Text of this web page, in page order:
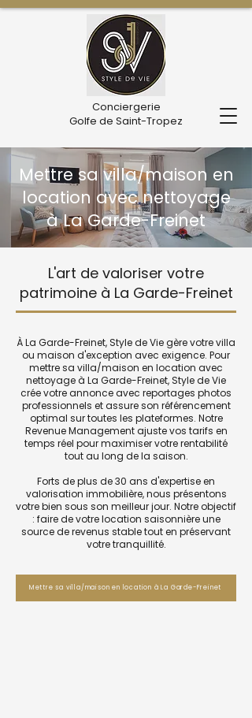
Conciergerie
Golfe de Saint-Tropez
Mettre sa villa/maison en
location avec nettoyage
à La Garde-Freinet
L'art de valoriser votre
patrimoine à La Garde-Freinet
À La Garde-Freinet, Style de Vie gère votre villa
ou maison d'exception avec exigence. Pour
mettre sa villa/maison en location avec
nettoyage à La Garde-Freinet, Style de Vie
crée votre annonce avec reportages photos
professionnels et assure son référencement
optimal sur toutes les plateformes. Notre
Revenue Management ajuste vos tarifs en
temps réel pour maximiser votre rentabilité
tout au long de la saison.
Forts de plus de 30 ans d'expertise en
valorisation immobilière, nous présentons
votre bien sous son meilleur jour. Notre objectif
: faire de votre location saisonnière une
source de revenus stable tout en préservant
votre tranquillité.
Mettre sa villa/maison en location à La Garde-Freinet